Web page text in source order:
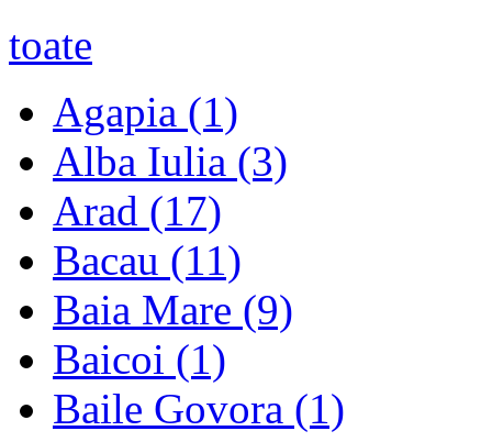
toate
Agapia (1)
Alba Iulia (3)
Arad (17)
Bacau (11)
Baia Mare (9)
Baicoi (1)
Baile Govora (1)